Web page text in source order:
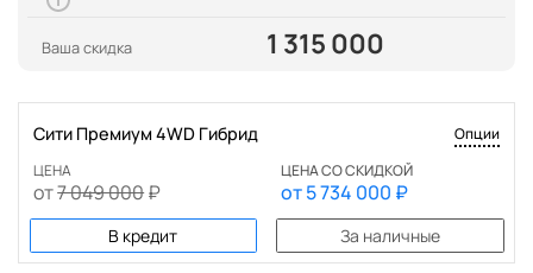
Ваша скидка 1 315 000
Опции
Сити Премиум 4WD Гибрид
ЦЕНА
от7 049 000₽
ЦЕНА СО СКИДКОЙ
от5 734 000 ₽
В кредит За наличные